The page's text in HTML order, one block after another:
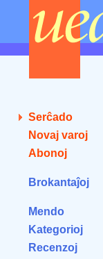
Serĉado
Novaj varoj
Abonoj
Brokantaĵoj
Mendo
Kategorioj
Recenzoj